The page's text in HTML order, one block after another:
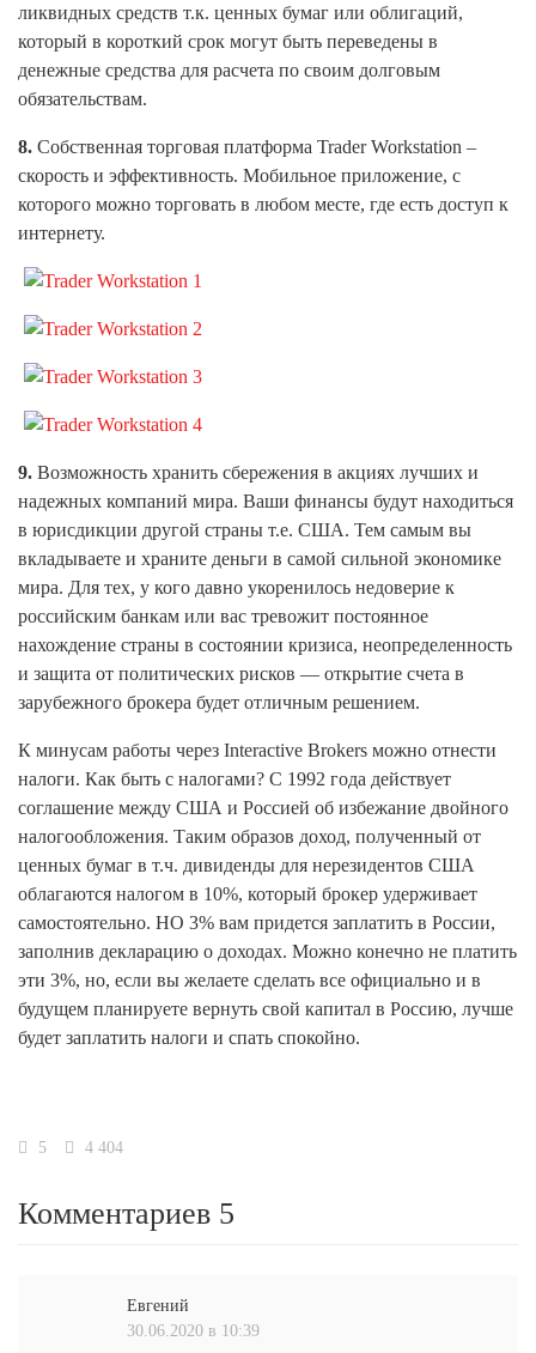
ликвидных средств т.к. ценных бумаг или облигаций,
который в короткий срок могут быть переведены в
денежные средства для расчета по своим долговым
обязательствам.
8. Собственная торговая платформа Trader Workstation –
скорость и эффективность. Мобильное приложение, с
которого можно торговать в любом месте, где есть доступ к
интернету.
9. Возможность хранить сбережения в акциях лучших и
надежных компаний мира. Ваши финансы будут находиться
в юрисдикции другой страны т.е. США. Тем самым вы
вкладываете и храните деньги в самой сильной экономике
мира. Для тех, у кого давно укоренилось недоверие к
российским банкам или вас тревожит постоянное
нахождение страны в состоянии кризиса, неопределенность
и защита от политических рисков — открытие счета в
зарубежного брокера будет отличным решением.
К минусам работы через Interactive Brokers можно отнести
налоги. Как быть с налогами? С 1992 года действует
соглашение между США и Россией об избежание двойного
налогообложения. Таким образов доход, полученный от
ценных бумаг в т.ч. дивиденды для нерезидентов США
облагаются налогом в 10%, который брокер удерживает
самостоятельно. НО 3% вам придется заплатить в России,
заполнив декларацию о доходах. Можно конечно не платить
эти 3%, но, если вы желаете сделать все официально и в
будущем планируете вернуть свой капитал в Россию, лучше
будет заплатить налоги и спать спокойно.
5 4 404
Комментариев 5
Евгений
30.06.2020 в 10:39